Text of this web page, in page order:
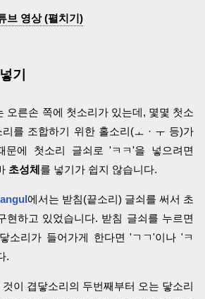
브 영상 (펼치기)
기
오른손 쪽에 첫소리가 있는데, 몇몇 첫소
를 조합하기 위한 홀소리(ㅗ · ㅜ 등)가
문에 첫소리 글쇠로 'ㅋㅋ'을 넣으려면
초성체를 넣기가 쉽지 않습니다.
에서는 받침(끝소리) 글쇠를 써서 초
현하고 있었습니다. 받침 글쇠를 누르면
소리가 들어가게 한다면 'ㄱㄱ'이나 'ㅋ
.
이 겹닿소리의 두번째부터 오는 닿소리